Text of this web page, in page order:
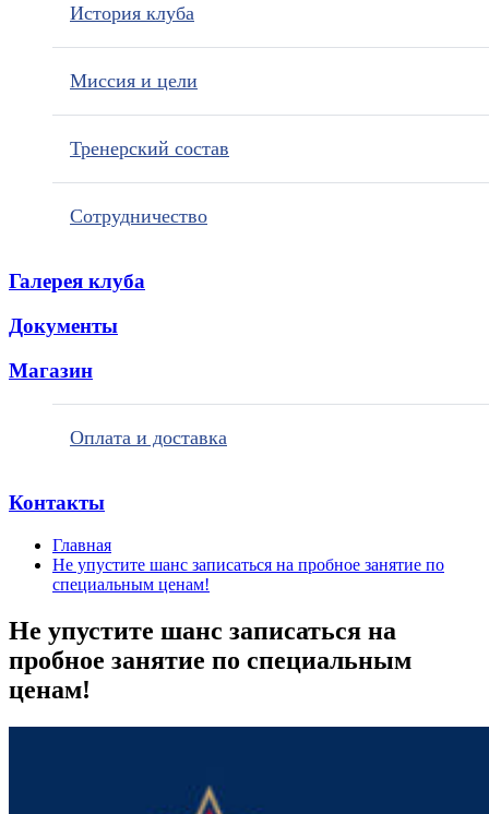
История клуба
Миссия и цели
Тренерский состав
Сотрудничество
Галерея клуба
Документы
Магазин
Оплата и доставка
Контакты
Главная
Не упустите шанс записаться на пробное занятие по
специальным ценам!
Не упустите шанс записаться на
пробное занятие по специальным
ценам!